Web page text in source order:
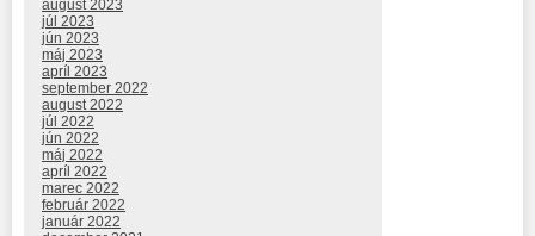
august 2023
júl 2023
jún 2023
máj 2023
apríl 2023
september 2022
august 2022
júl 2022
jún 2022
máj 2022
apríl 2022
marec 2022
február 2022
január 2022